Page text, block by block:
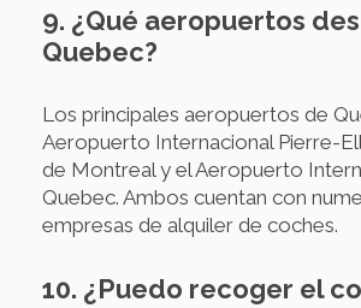
9. ¿Qué aeropuertos
Quebec?
Los principales aeropuertos de
Aeropuerto Internacional Pierre-
de Montreal y el Aeropuerto
Quebec. Ambos cuentan con
empresas de alquiler de coches.
10. ¿Puedo recoger el